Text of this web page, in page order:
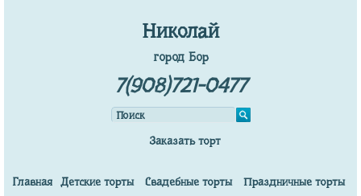
Николай
город Бор
7(908)721-0477
Заказать торт
Главная Детские торты Свадебные торты
Праздничные торты